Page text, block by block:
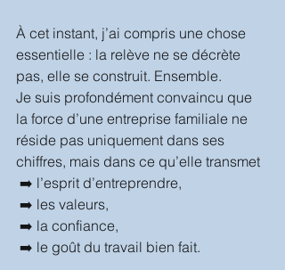
À cet instant, j’ai compris une chose
essentielle : la relève ne se décrète
pas, elle se construit. Ensemble.
Je suis profondément convaincu que
la force d’une entreprise familiale ne
réside pas uniquement dans ses
chiffres, mais dans ce qu’elle transmet
➡️ l’esprit d’entreprendre,
➡️ les valeurs,
➡️ la confiance,
➡️ le goût du travail bien fait.